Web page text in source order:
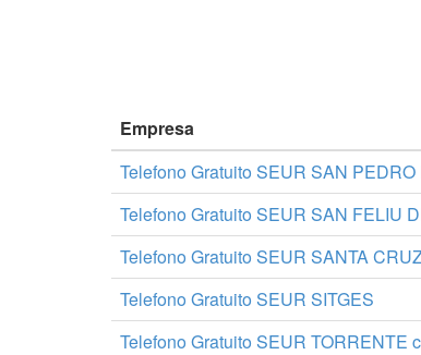
Empresa
Telefono Gratuito SEUR SAN PEDRO
Telefono Gratuito SEUR SAN FELIU
Telefono Gratuito SEUR SANTA
Telefono Gratuito SEUR SITGES
Telefono Gratuito SEUR TORRENTE